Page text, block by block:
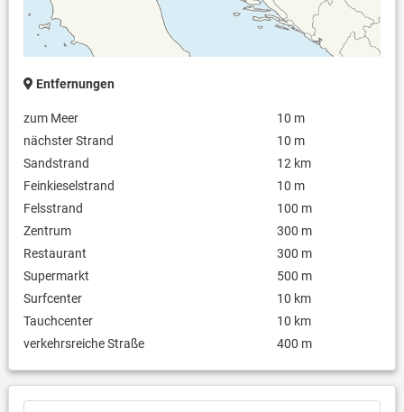
Entfernungen
zum Meer
10 m
nächster Strand
10 m
Sandstrand
12 km
Feinkieselstrand
10 m
Felsstrand
100 m
Zentrum
300 m
Restaurant
300 m
Supermarkt
500 m
Surfcenter
10 km
Tauchcenter
10 km
verkehrsreiche Straße
400 m